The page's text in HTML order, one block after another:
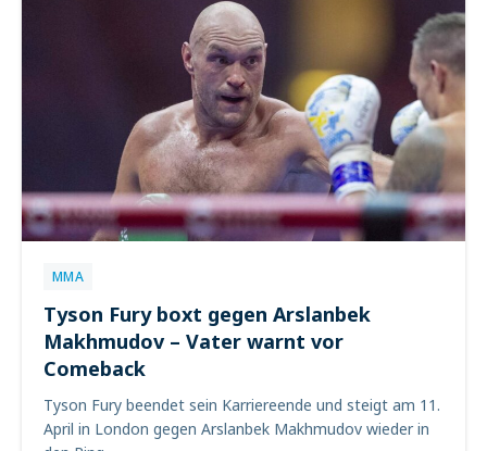
MMA
Tyson Fury boxt gegen Arslanbek
Makhmudov – Vater warnt vor
Comeback
Tyson Fury beendet sein Karriereende und steigt am 11.
April in London gegen Arslanbek Makhmudov wieder in